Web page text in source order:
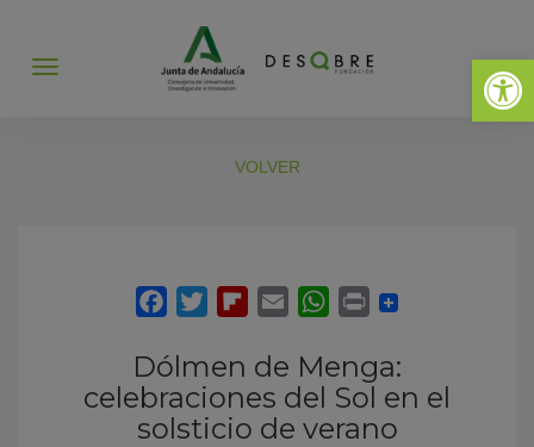
Abrir
Abrir
VOLVER
Dólmen de Menga:
celebraciones del Sol en el
solsticio de verano